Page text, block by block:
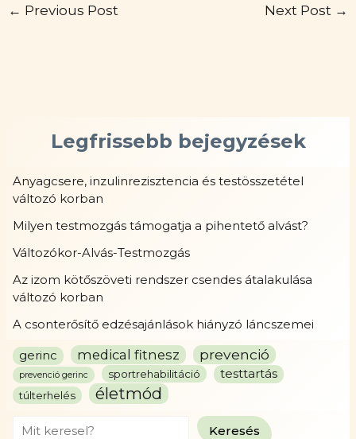
← Previous Post Next Post →
Legfrissebb bejegyzések
Anyagcsere, inzulinrezisztencia és testösszetétel
változó korban
Milyen testmozgás támogatja a pihentető alvást?
Változókor-Alvás-Testmozgás
Az izom kötőszöveti rendszer csendes átalakulása
változó korban
A csonterősítő edzésajánlások hiányzó láncszemei
gerinc medical fitnesz prevenció
prevenció gerinc sportrehabilitáció testtartás
túlterhelés életmód
Search Keresés